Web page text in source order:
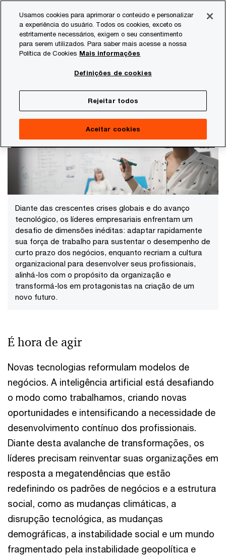
content
footer
Temas atuais
Reinventar para sobreviver – Como engajar a força
de trabalho
Diante das crescentes crises globais e do avanço
tecnológico, os líderes empresariais enfrentam um
desafio de dimensões inéditas: adaptar rapidamente
sua força de trabalho para sustentar o desempenho de
curto prazo dos negócios, enquanto recriam a cultura
organizacional para desenvolver seus profissionais,
alinhá-los com o propósito da organização e
transformá-los em protagonistas na criação de um
novo futuro.
É hora de agir
Novas tecnologias reformulam modelos de
negócios. A inteligência artificial está desafiando
o modo como trabalhamos, criando novas
oportunidades e intensificando a necessidade de
desenvolvimento contínuo dos profissionais.
Diante desta avalanche de transformações, os
líderes precisam reinventar suas organizações em
resposta a megatendências que estão
redefinindo os padrões de negócios e a estrutura
social, como as mudanças climáticas, a
disrupção tecnológica, as mudanças
demográficas, a instabilidade social e um mundo
fragmentado pela instabilidade geopolítica e
Usamos cookies para aprimorar o conteúdo e personalizar
a experiência do usuário. Todos os cookies, exceto os
estritamente necessários, exigem o seu consentimento
para serem utilizados. Para saber mais acesse a nossa
Política de Cookies Mais informações
Definições de cookies
Rejeitar todos
Aceitar cookies